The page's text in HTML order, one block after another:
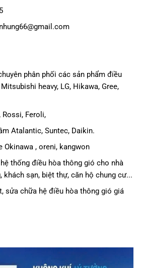
phân phối các sản phẩm điều
Mitsubishi heavy, LG, Hikawa, Gree,
Rossi, Feroli,
Atalantic, Suntec, Daikin.
Okinawa , oreni, kangwon
thống điều hòa thông gió cho nhà
khách sạn, biệt thự, căn hộ chung cư...
sửa chữa hệ điều hòa thông gió giá